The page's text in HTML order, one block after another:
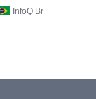
InfoQ Br